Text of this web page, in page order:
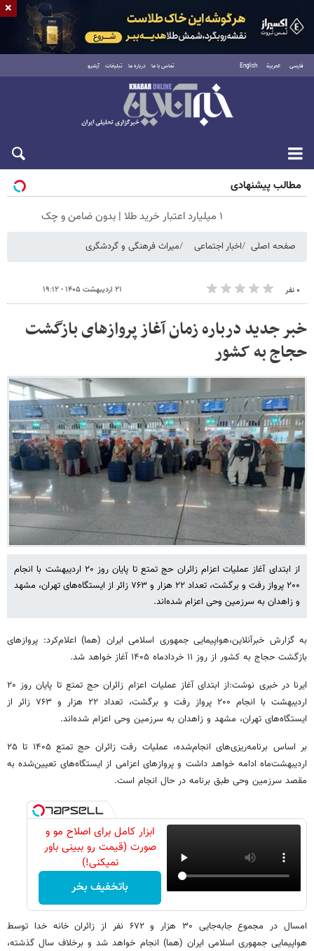
فارسی العربية English تماس با ما درباره ما تبلیغات آرشیو
پنجشنبه ۱۵ مرداد ۱۴۰۵
مطالب پیشنهادی
۱ میلیارد اعتبار خرید طلا | بدون ضامن و چک
صفحه اصلی اخبار اجتماعی میراث فرهنگی و گردشگری
۰ نفر ۲۱ اردیبهشت ۱۴۰۵ - ۱۹:۱۲
خبر جدید درباره زمان آغاز پروازهای بازگشت
حجاج به کشور
از ابتدای آغاز عملیات اعزام زائران حج تمتع تا پایان روز ۲۰ اردیبهشت با انجام
۲۰۰ پرواز رفت و برگشت، تعداد ۲۲ هزار و ۷۶۳ زائر از ایستگاه‌های تهران، مشهد
و زاهدان به سرزمین وحی اعزام شده‌اند.
به گزارش خبرآنلاین،هواپیمایی جمهوری اسلامی ایران (هما) اعلام‌کرد: پروازهای
بازگشت حجاج به کشور از روز ۱۱ خردادماه ۱۴۰۵ آغاز خواهد شد.
ایرنا در خبری نوشت:از ابتدای آغاز عملیات اعزام زائران حج تمتع تا پایان روز ۲۰
اردیبهشت با انجام ۲۰۰ پرواز رفت و برگشت، تعداد ۲۲ هزار و ۷۶۳ زائر از
ایستگاه‌های تهران، مشهد و زاهدان به سرزمین وحی اعزام شده‌اند.
بر اساس برنامه‌ریزی‌های انجام‌شده، عملیات رفت زائران حج تمتع ۱۴۰۵ تا ۲۵
اردیبهشت‌ماه ادامه خواهد داشت و پروازهای اعزامی از ایستگاه‌های تعیین‌شده به
مقصد سرزمین وحی طبق برنامه در حال انجام است.
ابزار کامل برای اصلاح مو و
صورت (قیمت رو ببینی باور
نمیکنی!)
باتخفیف بخر
امسال در مجموع جابه‌جایی ۳۰ هزار و ۶۷۲ نفر از زائران خانه خدا توسط
هواپیمایی جمهوری اسلامی ایران (هما) انجام خواهد شد و برخلاف سال گذشته،
×